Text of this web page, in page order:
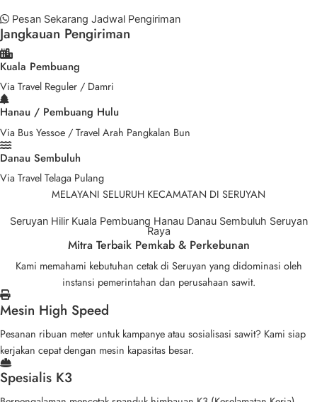
Pesan Sekarang Jadwal Pengiriman
Jangkauan Pengiriman
Kuala Pembuang
Via Travel Reguler / Damri
Hanau / Pembuang Hulu
Via Bus Yessoe / Travel Arah Pangkalan Bun
Danau Sembuluh
Via Travel Telaga Pulang
MELAYANI SELURUH KECAMATAN DI SERUYAN
Seruyan Hilir Kuala Pembuang Hanau Danau Sembuluh Seruyan
Raya
Mitra Terbaik Pemkab & Perkebunan
Kami memahami kebutuhan cetak di Seruyan yang didominasi oleh
instansi pemerintahan dan perusahaan sawit.
Mesin High Speed
Pesanan ribuan meter untuk kampanye atau sosialisasi sawit? Kami siap
kerjakan cepat dengan mesin kapasitas besar.
Spesialis K3